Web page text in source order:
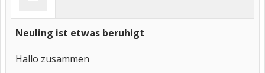
Neuling ist etwas beruhigt
Hallo zusammen